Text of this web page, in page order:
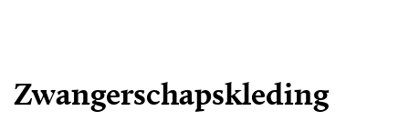
Zwangerschapskleding